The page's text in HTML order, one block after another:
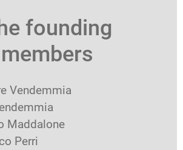
founding
members
Vendemmia
Maddalone
Perri